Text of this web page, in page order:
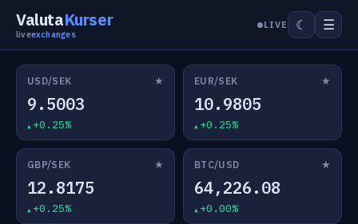
ValutaKurser
liveexchanges
LIVE ☾ ☰
USD/SEK ★
9.5003
+0.25%
EUR/SEK ★
10.9805
+0.25%
GBP/SEK ★
12.8175
+0.25%
BTC/USD ★
64,226.08
+0.00%